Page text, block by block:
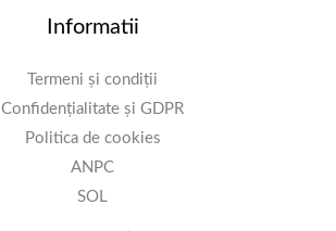
Informatii
Termeni și condiții
Confidențialitate și GDPR
Politica de cookies
ANPC
SOL